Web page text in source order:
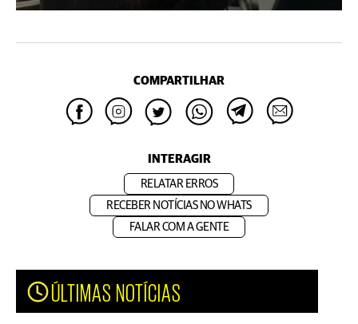
COMPARTILHAR
INTERAGIR
RELATAR ERROS
RECEBER NOTÍCIAS NO WHATS
FALAR COM A GENTE
ÚLTIMAS NOTÍCIAS